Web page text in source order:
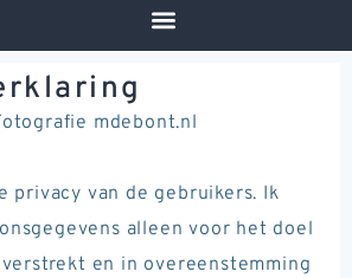
mdebont.nl
privacy van de gebruikers. Ik
alleen voor het doel
en in overeenstemming